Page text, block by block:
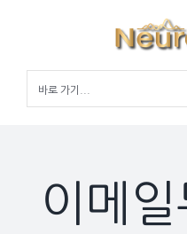
바로 가기...
이메